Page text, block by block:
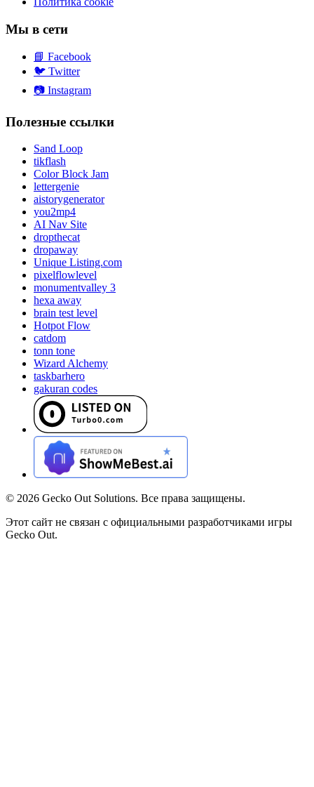
Мы в сети
📘 Facebook
🐦 Twitter
📷 Instagram
Полезные ссылки
Sand Loop
tikflash
Color Block Jam
lettergenie
aistorygenerator
you2mp4
AI Nav Site
dropthecat
dropaway
Unique Listing.com
pixelflowlevel
monumentvalley 3
hexa away
brain test level
Hotpot Flow
catdom
tonn tone
Wizard Alchemy
taskbarhero
gakuran codes
© 2026 Gecko Out Solutions. Все права защищены.
Этот сайт не связан с официальными разработчиками игры
Gecko Out.